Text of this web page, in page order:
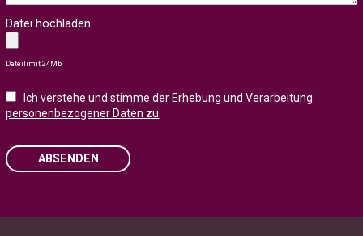
Datei hochladen
Dateilimit 24Mb
Ich verstehe und stimme der Erhebung undVerarbeitung
personenbezogener Daten zu.
ABSENDEN